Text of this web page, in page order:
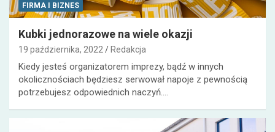
FIRMA I BIZNES
Kubki jednorazowe na wiele okazji
19 października, 2022 Redakcja
Kiedy jesteś organizatorem imprezy, bądź w innych
okolicznościach będziesz serwował napoje z pewnością
potrzebujesz odpowiednich naczyń.…